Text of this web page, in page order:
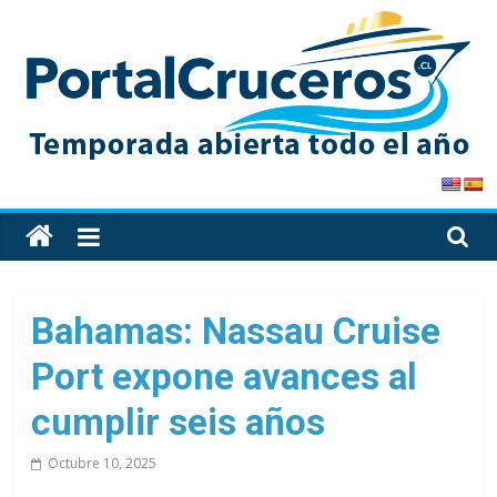
content
PortalCruceros
Toda
la
de
cruceros
en
un
solo
Bahamas: Nassau Cruise
Port expone avances al
cumplir seis años
Octubre 10, 2025